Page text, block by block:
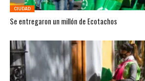
CIUDAD
Se entregaron un millón de Ecotachos